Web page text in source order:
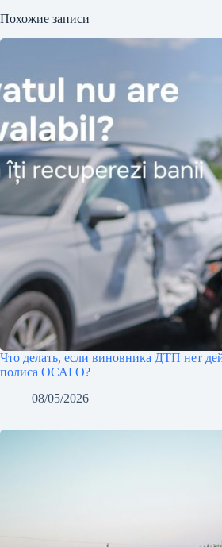
Похожие записи
Что делать, если виновника ДТП нет
полиса ОСАГО?
08/05/2026